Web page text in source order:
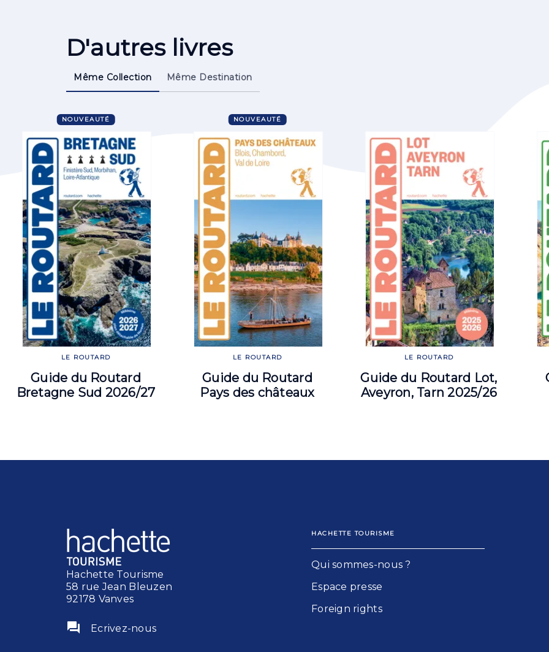
D'autres livres
Même Collection Même Destination
NOUVEAUTÉ
LE ROUTARD
Guide du Routard
Bretagne Sud 2026/27
NOUVEAUTÉ
LE ROUTARD
Guide du Routard
Pays des châteaux
LE ROUTARD
Guide du Routard Lot,
Aveyron, Tarn 2025/26
Hachette Tourisme
58 rue Jean Bleuzen
92178 Vanves
question_answer Ecrivez-nous
HACHETTE TOURISME
Qui sommes-nous ?
Espace presse
Foreign rights